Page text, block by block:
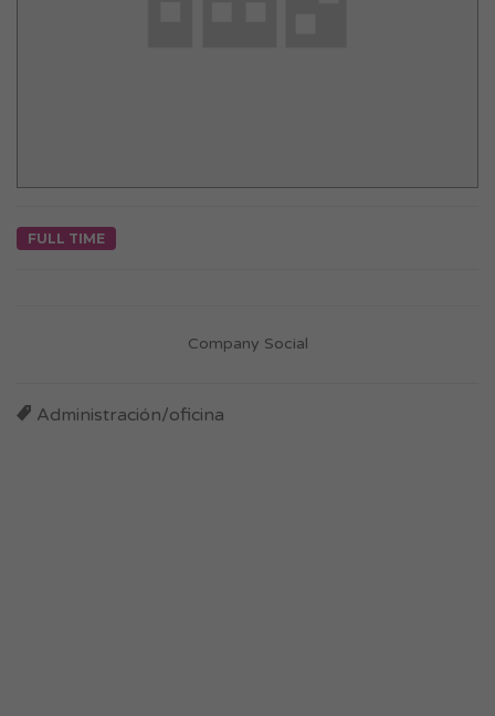
FULL TIME
Company Social
Administración/oficina